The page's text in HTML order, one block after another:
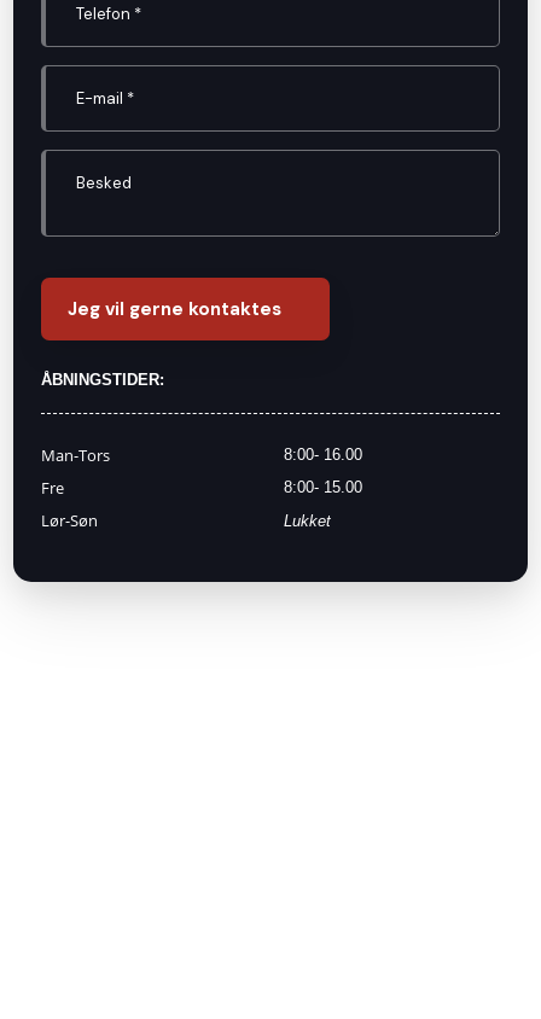
ÅBNINGSTIDER:
​Man-Tors​ 8:00- 16.00​
Fre​ 8:00- 15.00​
Lør-Søn Lukket